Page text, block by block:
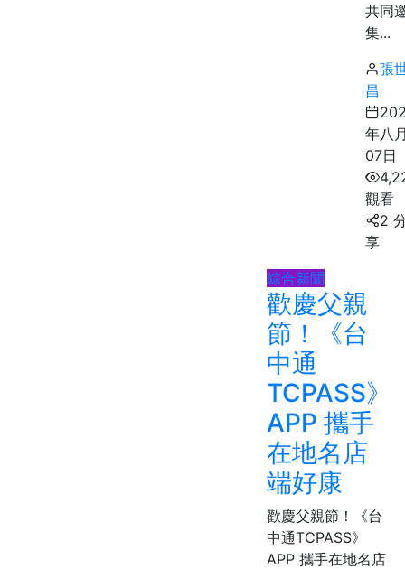
共同
集...
張
昌
年八
07日
觀看
2
享
綜合新聞
歡慶父親
節！《台
中通
TCPASS》
APP 攜手
在地名店
端好康
歡慶父親節！《台
中通TCPASS》
APP 攜手在地名店